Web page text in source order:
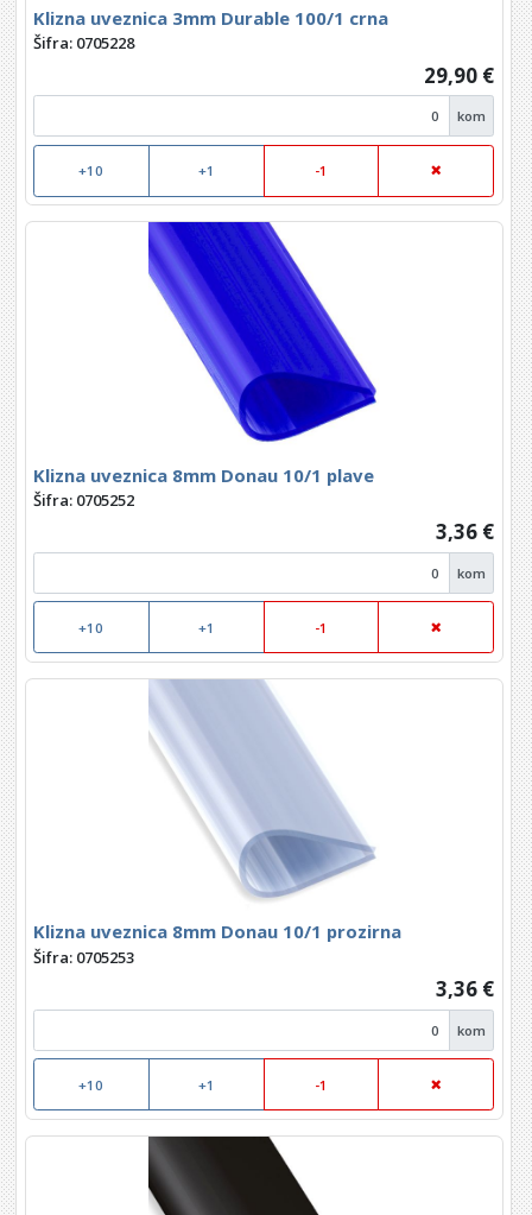
Klizna uveznica 3mm Durable 100/1 crna
Šifra: 0705228
29,90 €
kom
+10 +1 -1
Klizna uveznica 8mm Donau 10/1 plave
Šifra: 0705252
3,36 €
kom
+10 +1 -1
Klizna uveznica 8mm Donau 10/1 prozirna
Šifra: 0705253
3,36 €
kom
+10 +1 -1